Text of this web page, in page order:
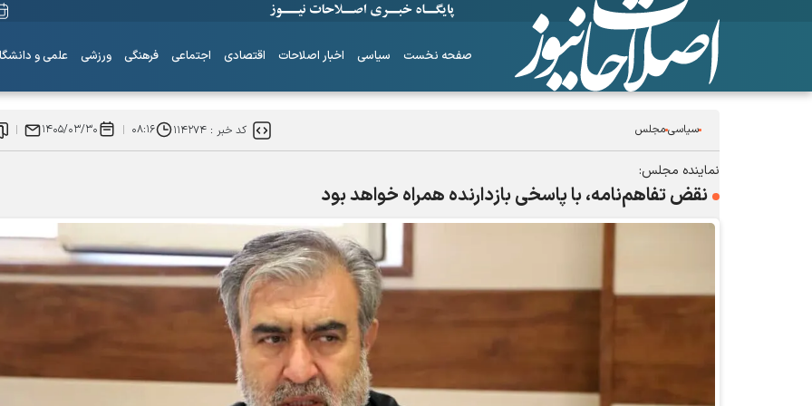
صفحه نخست سیاسی اخبار اصلاحات اقتصادی اجتماعی فرهنگی ورزشی علمی و
سیاسیمجلس کد خبر :۱۱۴۲۷۴ ۰۸:۱۶ ۱۴۰۵/۰۳/۳۰
نماینده مجلس:
نقض تفاهم‌نامه، با پاسخی بازدارنده همراه خواهد بود
ساز‌های همیشه ناکوک!